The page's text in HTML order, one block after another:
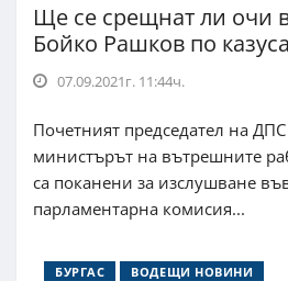
Ще се срещнат ли очи
Бойко Рашков по
07.09.2021г. 11:44ч.
Почетният председател на
министърът на вътрешните
са поканени за изслушване
парламентарна комисия...
БУРГАС ВОДЕЩИ НОВИНИ